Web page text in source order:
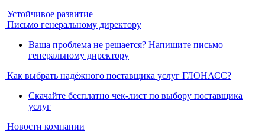
Устойчивое развитие
Письмо генеральному директору
Ваша проблема не решается? Напишите письмо
генеральному директору
Как выбрать надёжного поставщика услуг ГЛОНАСС?
Скачайте бесплатно чек-лист по выбору поставщика
услуг
Новости компании